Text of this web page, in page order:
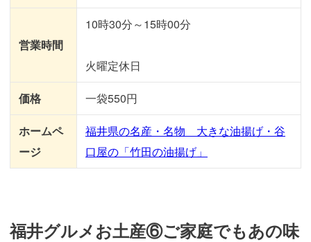
営業時間
10時30分～15時00分
火曜定休日
価格 一袋550円
ホームペ
ージ
福井県の名産・名物 大きな油揚げ・谷
口屋の「竹田の油揚げ」
福井グルメお土産⑥ご家庭でもあの味